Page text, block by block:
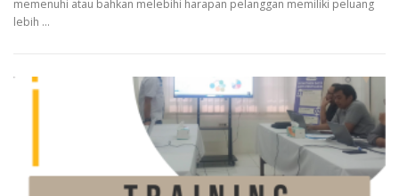
memenuhi atau bahkan melebihi harapan pelanggan memiliki peluang
lebih …